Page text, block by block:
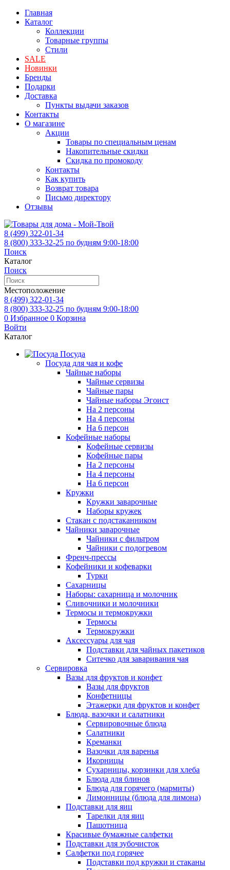
Главная
Каталог
Коллекции
Товарные группы
Стили
SALE
Новинки
Бренды
Подарки
Доставка
Пункты выдачи заказов
Контакты
О магазине
Акции
Товары по специальным ценам
Накопительные скидки
Скидка по промокоду
Контакты
Как купить
Возврат товара
Письмо директору
Отзывы
8 (499) 322-01-34
8 (800) 333-32-25 по будням 9:00-18:00
Поиск
Каталог
Поиск
Местоположение
8 (499) 322-01-34
8 (800) 333-32-25 по будням 9:00-18:00
0 Избранное 0 Корзина
Войти
Каталог
Посуда
Посуда для чая и кофе
Чайные наборы
Чайные сервизы
Чайные пары
Чайные наборы Эгоист
На 2 персоны
На 4 персоны
На 6 персон
Кофейные наборы
Кофейные сервизы
Кофейные пары
На 2 персоны
На 4 персоны
На 6 персон
Кружки
Кружки заварочные
Наборы кружек
Стакан с подстаканником
Чайники заварочные
Чайники с фильтром
Чайники с подогревом
Френч-прессы
Кофейники и кофеварки
Турки
Сахарницы
Наборы: сахарница и молочник
Сливочники и молочники
Термосы и термокружки
Термосы
Термокружки
Аксессуары для чая
Подставки для чайных пакетиков
Ситечко для заваривания чая
Сервировка
Вазы для фруктов и конфет
Вазы для фруктов
Конфетницы
Этажерки для фруктов и конфет
Блюда, вазочки и салатники
Сервировочные блюда
Салатники
Креманки
Вазочки для варенья
Икорницы
Сухарницы, корзинки для хлеба
Блюда для блинов
Блюда для горячего (мармиты)
Лимонницы (блюда для лимона)
Подставки для яиц
Тарелки для яиц
Пашотница
Красивые бумажные салфетки
Подставки для зубочисток
Салфетки под горячее
Подставки под кружки и стаканы